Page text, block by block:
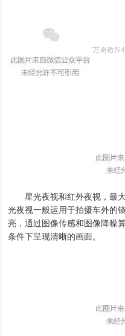
万奇欧
星光夜视和红外夜视 ，最
光夜视一般运用于拍摄车外的
亮，通过图像传感和图像降噪
条件下呈现清晰的画面。